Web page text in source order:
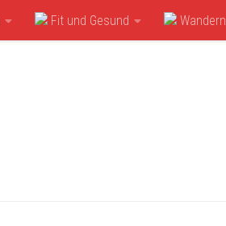
Fit und Gesund Wandern